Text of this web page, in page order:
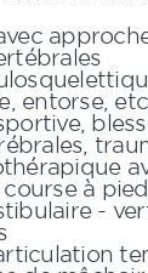
entorse,
à pied
-